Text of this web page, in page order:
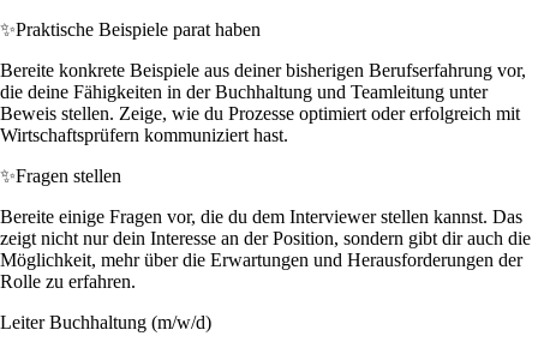
✨Praktische Beispiele parat haben
Bereite konkrete Beispiele aus deiner bisherigen Berufserfahrung vor,
die deine Fähigkeiten in der Buchhaltung und Teamleitung unter
Beweis stellen. Zeige, wie du Prozesse optimiert oder erfolgreich mit
Wirtschaftsprüfern kommuniziert hast.
✨Fragen stellen
Bereite einige Fragen vor, die du dem Interviewer stellen kannst. Das
zeigt nicht nur dein Interesse an der Position, sondern gibt dir auch die
Möglichkeit, mehr über die Erwartungen und Herausforderungen der
Rolle zu erfahren.
Leiter Buchhaltung (m/w/d)